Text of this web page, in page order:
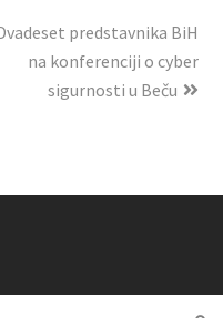
predstavnika BiH
na konferenciji o cyber
sigurnosti u Beču